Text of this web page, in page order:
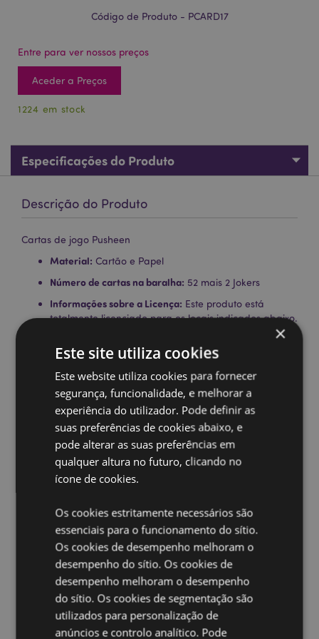
Código de Produto - PCARD17
Entre para ver nossos preços
Aceder a Preços
1224 em stock
Especificações do Produto
Descrição do Produto
Cartas de jogo Pusheen
Material: Cartão e Papel
Número de cartas na baralha: 52 mais 2 Jokers
Informações sobre a Licença: Este produto está
totalmente licenciado para os locais indicados abaixo.
Se estiver fora destas áreas, não tente comprar este
produto, pois, se o fizer, o produto será removido da
sua encomenda. Se precisar de mais informações,
contacte a nossa equipa de atendimento ao cliente.
License Territories:Ilhas Aland, Albânia, Andorra,
Áustria, Azerbaijão, Açores (Portugal), Ilhas Baleares
(Espanha), Bielorrússia, Bélgica, Bermudas, Bósnia e
Herzegovina, Bulgária, Ilhas Canárias (Espanha),
Ceuta e Melilha, Chile, Córsega (França), Croácia,
Chipre, República Tcheca, Dinamarca, Estônia,
Finlândia (Continental), França (Continental), Guiana
(Cidade do Vaticano), Hungria, Islândia, Irlanda, Ilha
de Man (Reino Unido), Itália (Continental), Jersey (Ilhas
do Canal), Kosovo, Letônia, Liechtenstein, Lituânia,
Luxemburgo, Macedônia do Norte, Madeira
(Portugal), Malta, Martinica, Mayotte, Moldávia,
Montenegro, Países Baixos, Noruega, Polônia,
Portugal (Continental), Reunião, Romênia, Rússia, São
Martinho (parte francesa), Sérvia, Sicília (Itália),
Eslováquia, Eslovênia, Espanha (Continental), Suécia,
×
Este site utiliza cookies
Este website utiliza cookies para fornecer
segurança, funcionalidade, e melhorar a
experiência do utilizador. Pode definir as
suas preferências de cookies abaixo, e
pode alterar as suas preferências em
qualquer altura no futuro, clicando no
ícone de cookies.
Os cookies estritamente necessários são
essenciais para o funcionamento do sítio.
Os cookies de desempenho melhoram o
desempenho do sítio. Os cookies de
desempenho melhoram o desempenho
do sítio. Os cookies de segmentação são
utilizados para personalização de
anúncios e controlo analítico. Pode